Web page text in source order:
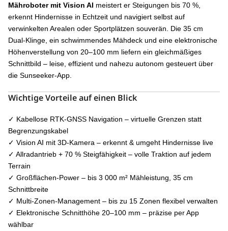
Mähroboter mit Vision AI meistert er Steigungen bis 70 %,
erkennt Hindernisse in Echtzeit und navigiert selbst auf
verwinkelten Arealen oder Sportplätzen souverän. Die 35 cm
Dual-Klinge, ein schwimmendes Mähdeck und eine elektronische
Höhenverstellung von 20–100 mm liefern ein gleichmäßiges
Schnittbild – leise, effizient und nahezu autonom gesteuert über
die Sunseeker-App.
Wichtige Vorteile auf einen Blick
✓ Kabellose RTK-GNSS Navigation – virtuelle Grenzen statt
Begrenzungskabel
✓ Vision AI mit 3D-Kamera – erkennt & umgeht Hindernisse live
✓ Allradantrieb + 70 % Steigfähigkeit – volle Traktion auf jedem
Terrain
✓ Großflächen-Power – bis 3 000 m² Mähleistung, 35 cm
Schnittbreite
✓ Multi-Zonen-Management – bis zu 15 Zonen flexibel verwalten
✓ Elektronische Schnitthöhe 20–100 mm – präzise per App
wählbar